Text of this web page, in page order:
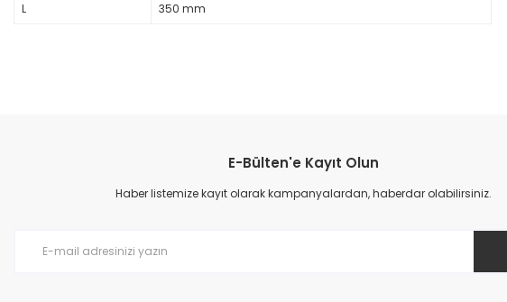
L
350 mm
E-Bülten'e Kayıt Olun
Haber listemize kayıt olarak kampanyalardan, haberdar olabilirsiniz.